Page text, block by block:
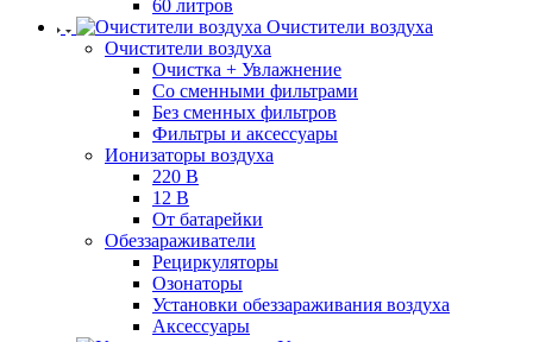
60 литров
Очистители воздуха
Очистители воздуха
Очистка + Увлажнение
Cо сменными фильтрами
Без сменных фильтров
Фильтры и аксессуары
Ионизаторы воздуха
220 В
12 В
От батарейки
Обеззараживатели
Рециркуляторы
Озонаторы
Установки обеззараживания воздуха
Аксессуары